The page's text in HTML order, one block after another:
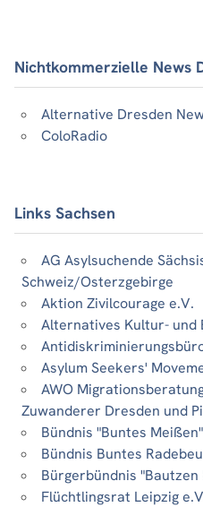
Nichtkommerzielle News
Alternative Dresden
ColoRadio
Links Sachsen
AG Asylsuchende
Schweiz/Osterzgebirge
Aktion Zivilcourage e.V.
Alternatives Kultur- und
Asylum Seekers'
AWO
Zuwanderer Dresden und
Bündnis "Buntes Meißen"
Bündnis Buntes
Bürgerbündnis
Flüchtlingsrat Leipzig